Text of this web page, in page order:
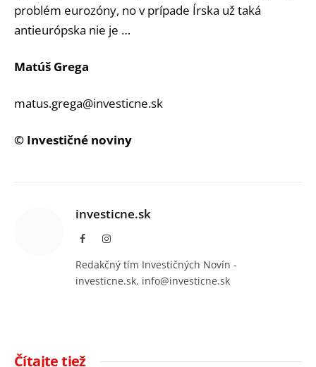
problém eurozóny, no v prípade Írska už taká
antieurópska nie je …
Matúš Grega
matus.grega@investicne.sk
© Investičné noviny
investicne.sk
FacebookInstagram
Redakčný tím Investičných Novín -
investicne.sk. info@investicne.sk
Čítajte tiež